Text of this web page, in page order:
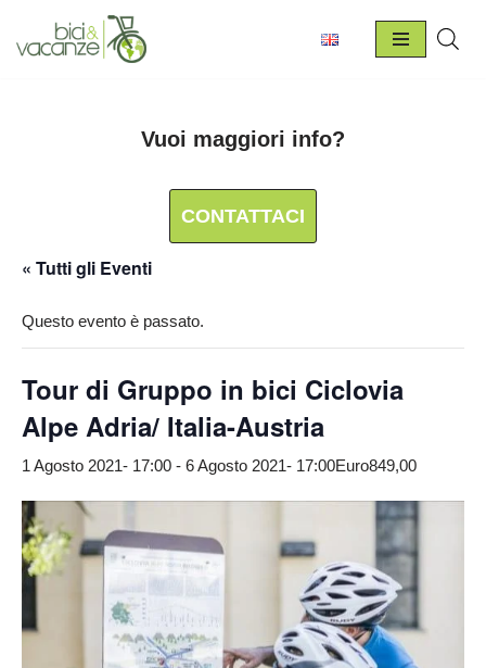
Vai
Vuoi maggiori info?
CONTATTACI
« Tutti gli Eventi
Questo evento è passato.
Tour di Gruppo in bici Ciclovia
Alpe Adria/ Italia-Austria
1 Agosto 2021- 17:00 - 6 Agosto 2021- 17:00Euro849,00